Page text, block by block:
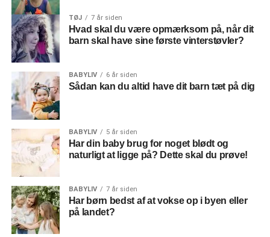
TØJ 7 år siden
Hvad skal du være opmærksom på, når dit
barn skal have sine første vinterstøvler?
BABYLIV 6 år siden
Sådan kan du altid have dit barn tæt på dig
BABYLIV 5 år siden
Har din baby brug for noget blødt og
naturligt at ligge på? Dette skal du prøve!
BABYLIV 7 år siden
Har børn bedst af at vokse op i byen eller
på landet?